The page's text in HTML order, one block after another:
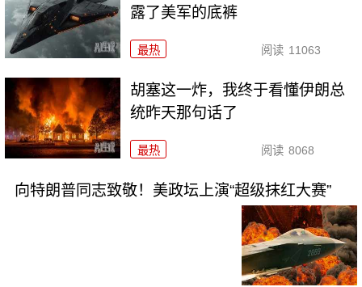
露了美军的底裤
最热 阅读 11063
胡塞这一炸，我终于看懂伊朗总
统昨天那句话了
最热 阅读 8068
向特朗普同志致敬！美政坛上演“超级抹红大赛”